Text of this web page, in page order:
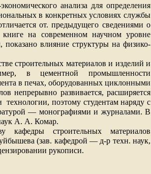
анализа для определения
в конкретных условиях службы
от. предыдущего сведениями о
на современном научном уровне
показано влияние структуры на физико-
строительных материалов и изделий и
в цементной промышленности
в печах, оборудованных циклонными
непрерывно развивается, расширяется
технологии, поэтому студентам наряду с
— монографиями и журналами. В
А. А. Комар.
кафедры строительных материалов
(зав. кафедрой — д-р техн. наук,
рукописи.